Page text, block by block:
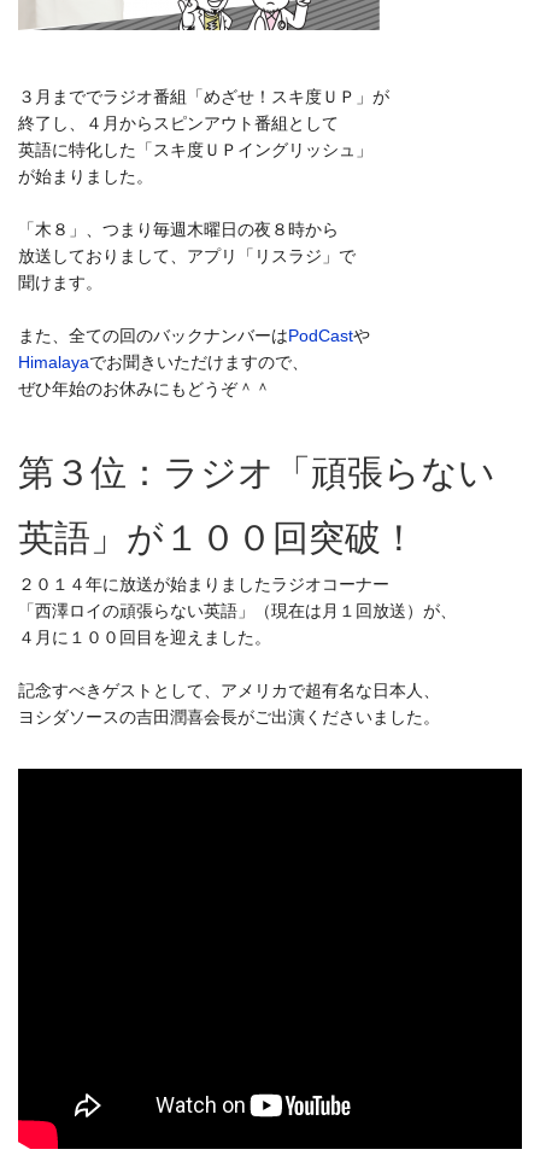
３月まででラジオ番組「めざせ！スキ度ＵＰ」が
終了し、４月からスピンアウト番組として
英語に特化した「スキ度ＵＰイングリッシュ」
が始まりました。
「木８」、つまり毎週木曜日の夜８時から
放送しておりまして、アプリ「リスラジ」で
聞けます。
また、全ての回のバックナンバーはPodCastや
Himalayaでお聞きいただけますので、
ぜひ年始のお休みにもどうぞ＾＾
第３位：ラジオ「頑張らない
英語」が１００回突破！
２０１４年に放送が始まりましたラジオコーナー
「西澤ロイの頑張らない英語」（現在は月１回放送）が、
４月に１００回目を迎えました。
記念すべきゲストとして、アメリカで超有名な日本人、
ヨシダソースの吉田潤喜会長がご出演くださいました。